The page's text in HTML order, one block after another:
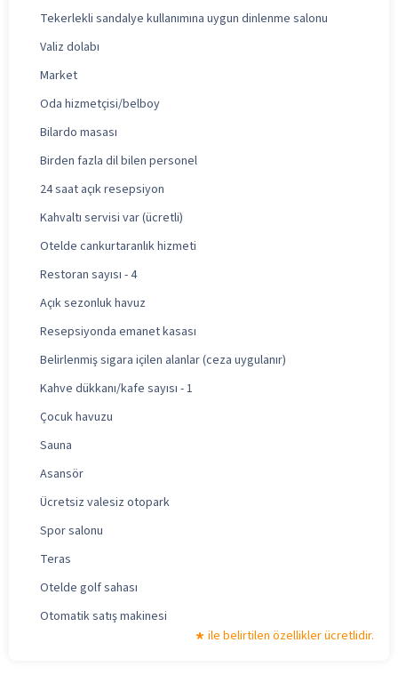
Tekerlekli sandalye kullanımına uygun dinlenme salonu
Valiz dolabı
Market
Oda hizmetçisi/belboy
Bilardo masası
Birden fazla dil bilen personel
24 saat açık resepsiyon
Kahvaltı servisi var (ücretli)
Otelde cankurtaranlık hizmeti
Restoran sayısı - 4
Açık sezonluk havuz
Resepsiyonda emanet kasası
Belirlenmiş sigara içilen alanlar (ceza uygulanır)
Kahve dükkanı/kafe sayısı - 1
Çocuk havuzu
Sauna
Asansör
Ücretsiz valesiz otopark
Spor salonu
Teras
Otelde golf sahası
Otomatik satış makinesi
ile belirtilen özellikler ücretlidir.